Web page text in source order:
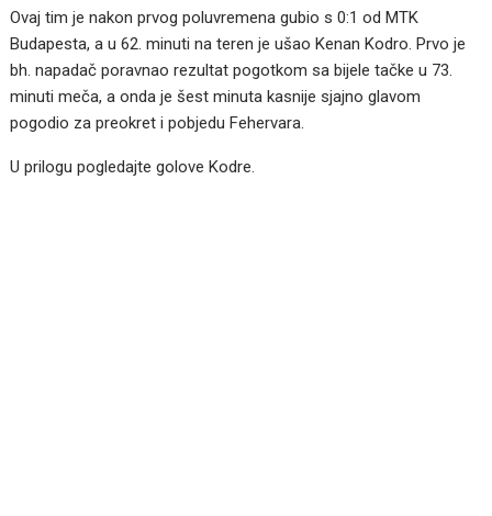
Ovaj tim je nakon prvog poluvremena gubio s 0:1 od MTK
Budapesta, a u 62. minuti na teren je ušao Kenan Kodro. Prvo je
bh. napadač poravnao rezultat pogotkom sa bijele tačke u 73.
minuti meča, a onda je šest minuta kasnije sjajno glavom
pogodio za preokret i pobjedu Fehervara.
U prilogu pogledajte golove Kodre.